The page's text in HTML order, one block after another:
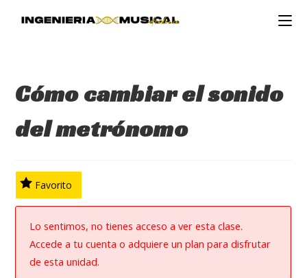
Cómo cambiar el sonido
del metrónomo
Favorito
Lo sentimos, no tienes acceso a ver esta clase.
Accede a tu cuenta o adquiere un plan para disfrutar
de esta unidad.